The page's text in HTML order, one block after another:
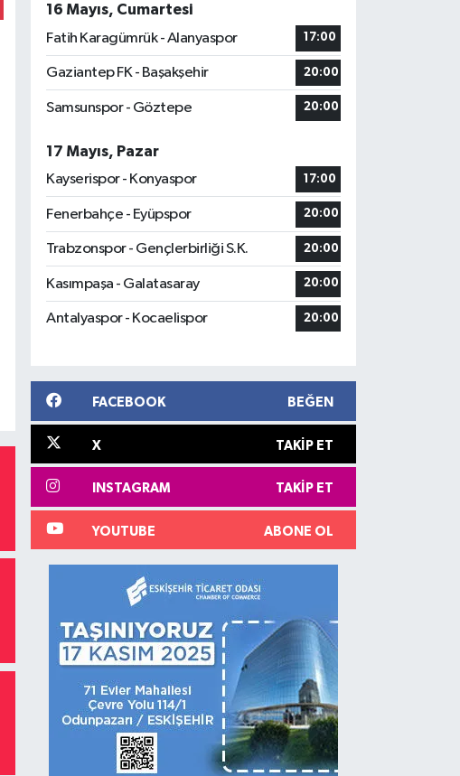
16 Mayıs, Cumartesi
Fatih Karagümrük - Alanyaspor
17:00
Gaziantep FK - Başakşehir 20:00
Samsunspor - Göztepe 20:00
17 Mayıs, Pazar
Kayserispor - Konyaspor
17:00
Fenerbahçe - Eyüpspor 20:00
Trabzonspor - Gençlerbirliği S.K. 20:00
Kasımpaşa - Galatasaray 20:00
Antalyaspor - Kocaelispor 20:00
FACEBOOK BEĞEN
X TAKIP ET
INSTAGRAM TAKIP ET
YOUTUBE ABONE OL